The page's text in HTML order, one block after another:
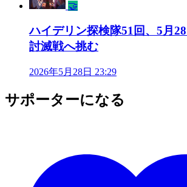
🤝
ハイデリン探検隊51回、5月
討滅戦へ挑む
2026年5月28日 23:29
サポーターになる